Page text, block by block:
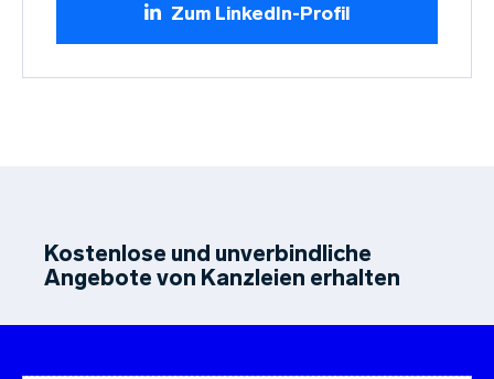
Zum LinkedIn-Profil
Kostenlose und unverbindliche
Angebote von Kanzleien erhalten